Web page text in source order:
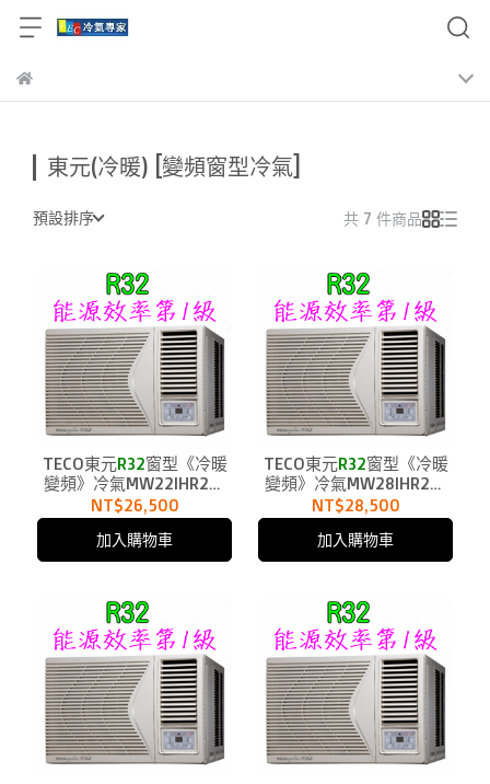
東元(冷暖) [變頻窗型冷氣]
預設排序 共 7 件商品
TECO東元R32窗型《冷暖
變頻》冷氣MW22IHR2適
用4坪
NT$26,500
加入購物車
TECO東元R32窗型《冷暖
變頻》冷氣MW28IHR2適
用5坪
NT$28,500
加入購物車